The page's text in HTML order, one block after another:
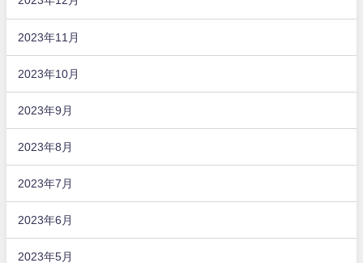
2023年11月
2023年10月
2023年9月
2023年8月
2023年7月
2023年6月
2023年5月